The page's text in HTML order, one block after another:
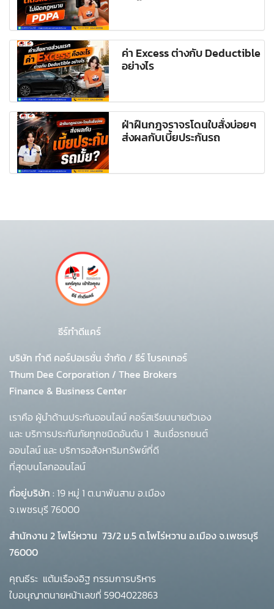
ค่า Excess ต่างกับ Deductible
อย่างไร
ฝ่าฝืนกฎจราจรโดนใบสั่งบ่อยๆ
ส่งผลกับเบี้ยประกันรถ
ธีร์ทำดีแคร์
บริษัท ทำดี คอร์ปอเรชั่น จำกัด / ธีร์ โบรคเกอร์
Thum Dee Corporation / Thee Brokers
Finance & Business Center
เราคือ ผู้นำด้านประกันออนไลน์ คอร์สเรียนนายตัวเอง
และ บริการประกันภัยทุกชนิดอันดับ 1 สินเชื่อรถยนต์
ออนไลน์ และ บริการอสังหาริมทรัพย์ที่ดี
ที่สุดบนโลกออนไลน์
ที่อยู่บริษัท : 19 หมู่ 1 ต.นาพันสาม อ.เมือง
จ.เพชรบุรี 76000
สำนักงาน 2 โพโร่หวาน 73/2 ม.5 ต.โพไร่หวาน อ.เมือง จ.เพชรบุรี
76000
คุณธีระ แต้มเรืองอิฐ กรรมการบริหาร
ใบอนุญาตนายหน้าเลขที่ 5904022863